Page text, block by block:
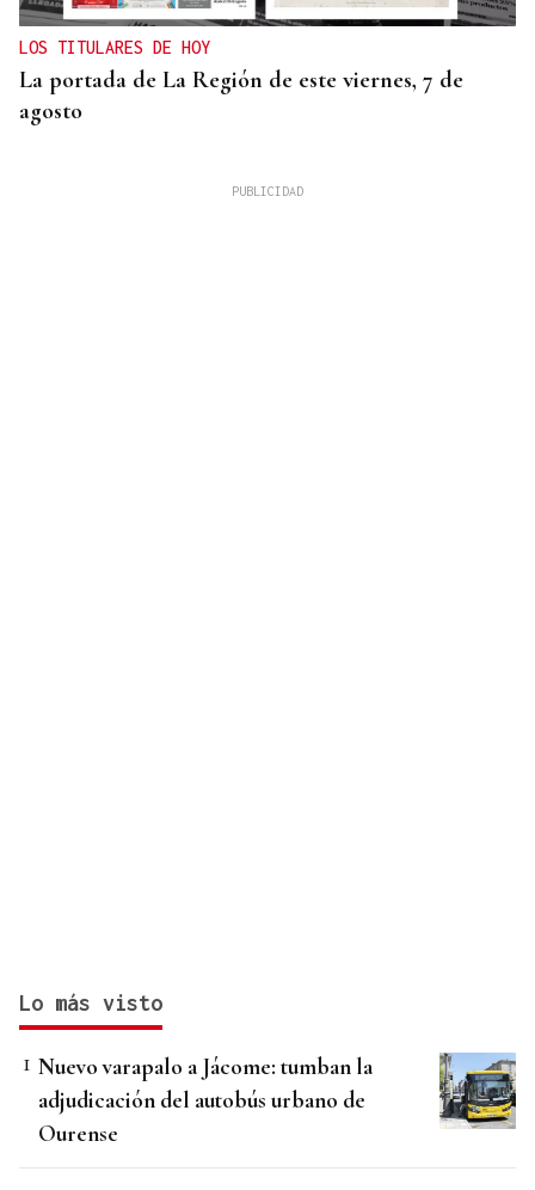
LOS TITULARES DE HOY
La portada de La Región de este viernes, 7 de
agosto
Lo más visto
Nuevo varapalo a Jácome: tumban la
adjudicación del autobús urbano de
Ourense